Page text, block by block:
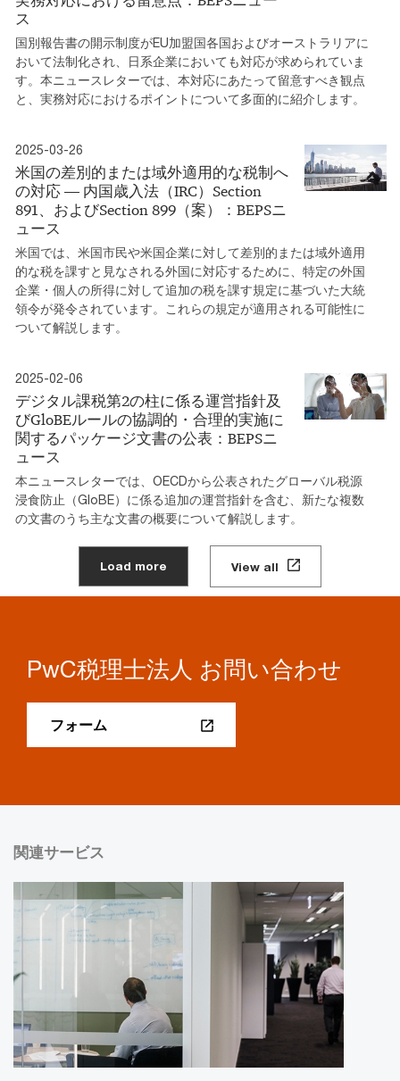
ス
国別報告書の開示制度がEU加盟国各国およびオーストラリアに
おいて法制化され、日系企業においても対応が求められていま
す。本ニュースレターでは、本対応にあたって留意すべき観点
と、実務対応におけるポイントについて多面的に紹介します。
2025-03-26
米国の差別的または域外適用的な税制へ
の対応 ― 内国歳入法（IRC）Section
891、およびSection 899（案）：BEPSニ
ュース
米国では、米国市民や米国企業に対して差別的または域外適用
的な税を課すと見なされる外国に対応するために、特定の外国
企業・個人の所得に対して追加の税を課す規定に基づいた大統
領令が発令されています。これらの規定が適用される可能性に
ついて解説します。
2025-02-06
デジタル課税第2の柱に係る運営指針及
びGloBEルールの協調的・合理的実施に
関するパッケージ文書の公表：BEPSニ
ュース
本ニュースレターでは、OECDから公表されたグローバル税源
浸食防止（GloBE）に係る追加の運営指針を含む、新たな複数
の文書のうち主な文書の概要について解説します。
Load more View all
PwC税理士法人 お問い合わせ
フォーム
関連サービス